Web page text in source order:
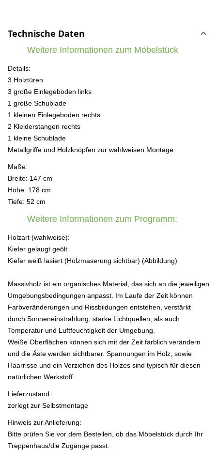
Technische Daten
Weitere Informationen zum Möbelstück
Details:
3 Holztüren
3 große Einlegeböden links
1 große Schublade
1 kleinen Einlegeboden rechts
2 Kleiderstangen rechts
1 kleine Schublade
Metallgriffe und Holzknöpfen zur wahlweisen Montage
Maße:
Breite: 147 cm
Höhe: 178 cm
Tiefe: 52 cm
Weitere Informationen zum Programm:
Holzart (wahlweise):
Kiefer gelaugt geölt
Kiefer weiß lasiert (Holzmaserung sichtbar) (Abbildung)
Massivholz ist ein organisches Material, das sich an die jeweiligen
Umgebungsbedingungen anpasst. Im Laufe der Zeit können
Farbveränderungen und Rissbildungen entstehen, verstärkt
durch Sonneneinstrahlung, starke Lichtquellen, als auch
Temperatur und Luftfeuchtigkeit der Umgebung.
Weiße Oberflächen können sich mit der Zeit farblich verändern
und die Äste werden sichtbarer. Spannungen im Holz, sowie
Haarrisse und ein Verziehen des Holzes sind typisch für diesen
natürlichen Werkstoff.
Lieferzustand:
zerlegt zur Selbstmontage
Hinweis zur Anlieferung:
Bitte prüfen Sie vor dem Bestellen, ob das Möbelstück durch Ihr
Treppenhaus/die Zugänge passt.